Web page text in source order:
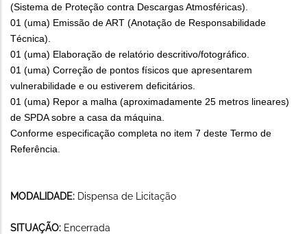
(Sistema de Proteção contra Descargas Atmosféricas).
01 (uma) Emissão de ART (Anotação de Responsabilidade
Técnica).
01 (uma) Elaboração de relatório descritivo/fotográfico.
01 (uma) Correção de pontos físicos que apresentarem
vulnerabilidade e ou estiverem deficitários.
01 (uma) Repor a malha (aproximadamente 25 metros lineares)
de SPDA sobre a casa da máquina.
Conforme especificação completa no item 7 deste Termo de
Referência.
MODALIDADE: Dispensa de Licitação
SITUAÇÃO: Encerrada